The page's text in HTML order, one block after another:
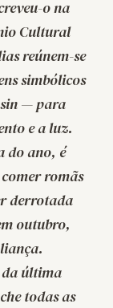
o na
Cultural
reúnem-se
simbólicos
sin— para
e a luz.
do ano, é
romãs
derrotada
outubro,
da última
todas as